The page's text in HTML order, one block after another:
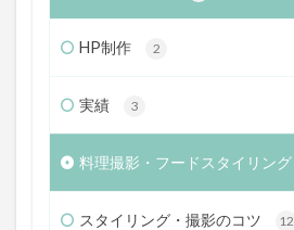
HP制作 2
実績 3
料理撮影・フードスタイリング
スタイリング・撮影のコツ 12